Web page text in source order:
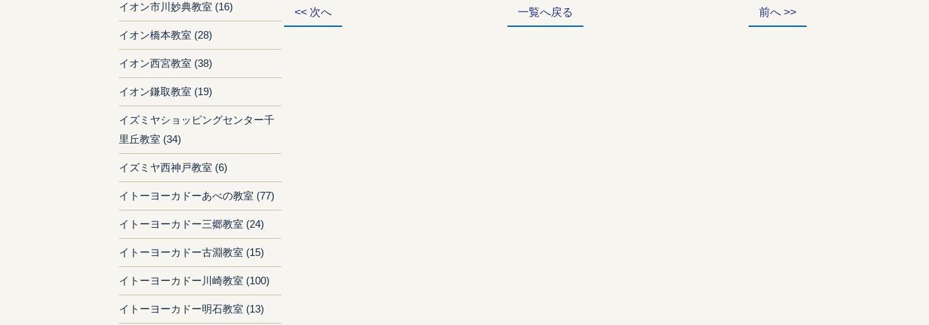
<< 次へ 一覧へ戻る 前へ >>
イオン市川妙典教室 (16)
イオン橋本教室 (28)
イオン西宮教室 (38)
イオン鎌取教室 (19)
イズミヤショッピングセンター千
里丘教室 (34)
イズミヤ西神戸教室 (6)
イトーヨーカドーあべの教室 (77)
イトーヨーカドー三郷教室 (24)
イトーヨーカドー古淵教室 (15)
イトーヨーカドー川崎教室 (100)
イトーヨーカドー明石教室 (13)